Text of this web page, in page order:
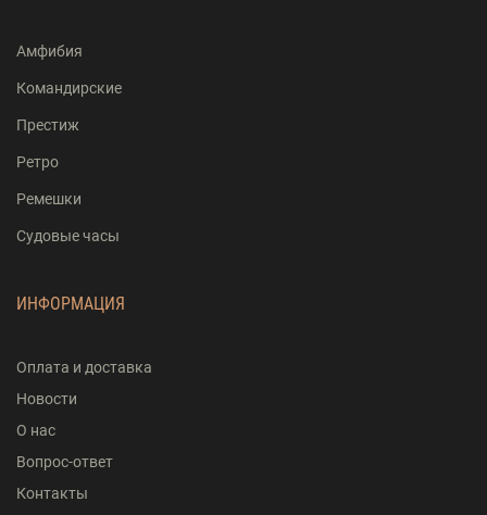
Амфибия
Командирские
Престиж
Ретро
Ремешки
Судовые часы
ИНФОРМАЦИЯ
Оплата и доставка
Новости
О нас
Вопрос-ответ
Контакты